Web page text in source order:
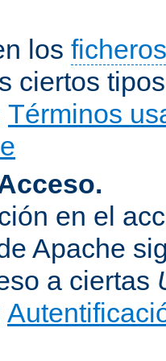
los
ciertos
Términos
en el
Apache
a ciertas